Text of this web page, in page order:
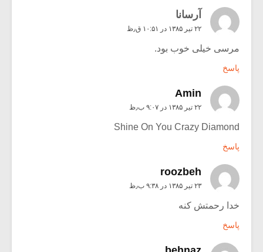
آرسانا
۲۲ تیر ۱۳۸۵ در ۱۰:۵۱ ق٫ظ
مرسی خیلی خوب بود.
پاسخ
Amin
۲۲ تیر ۱۳۸۵ در ۹:۰۷ ب٫ظ
Shine On You Crazy Diamond
پاسخ
roozbeh
۲۳ تیر ۱۳۸۵ در ۹:۳۸ ب٫ظ
خدا رحمتش کنه
پاسخ